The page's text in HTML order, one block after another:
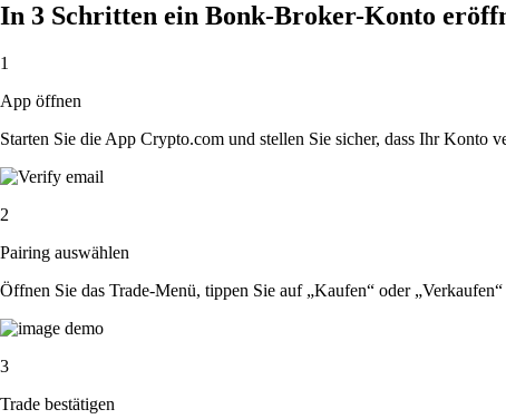
In 3 Schritten ein Bonk-Broker-Konto
1
App öffnen
Starten Sie die App Crypto.com und stellen Sie sicher, dass Ihr Konto
2
Pairing auswählen
Öffnen Sie das Trade-Menü, tippen Sie auf „Kaufen“ oder
3
Trade bestätigen